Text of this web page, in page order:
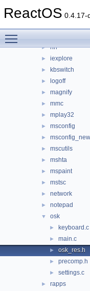
ReactOS 0.4.17-
► fltmc
► hh
► iexplore
► kbswitch
► logoff
► magnify
► mmc
► mplay32
► msconfig
► msconfig_new
► mscutils
► mshta
► mspaint
► mstsc
► network
► notepad
▼ osk
► keyboard.c
► main.c
► osk_res.h
► precomp.h
► settings.c
► rapps